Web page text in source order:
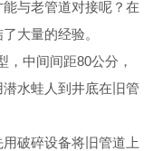
与老管道对接呢？在
大量的经验。
中间间距80公分，
水蛙人到井底在旧管
破碎设备将旧管道上